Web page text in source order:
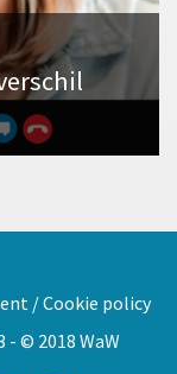
/Cookie policy
- © 2018 WaW